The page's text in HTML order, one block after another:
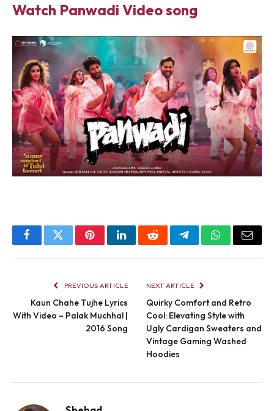
Watch Panwadi Video song
FacebookTwitterPinterestLinkedInRedditTelegramWhatsApp
Email
PREVIOUS ARTICLE
Kaun Chahe Tujhe Lyrics
With Video – Palak Muchhal |
2016 Song
NEXT ARTICLE
Quirky Comfort and Retro
Cool: Elevating Style with
Ugly Cardigan Sweaters and
Vintage Gaming Washed
Hoodies